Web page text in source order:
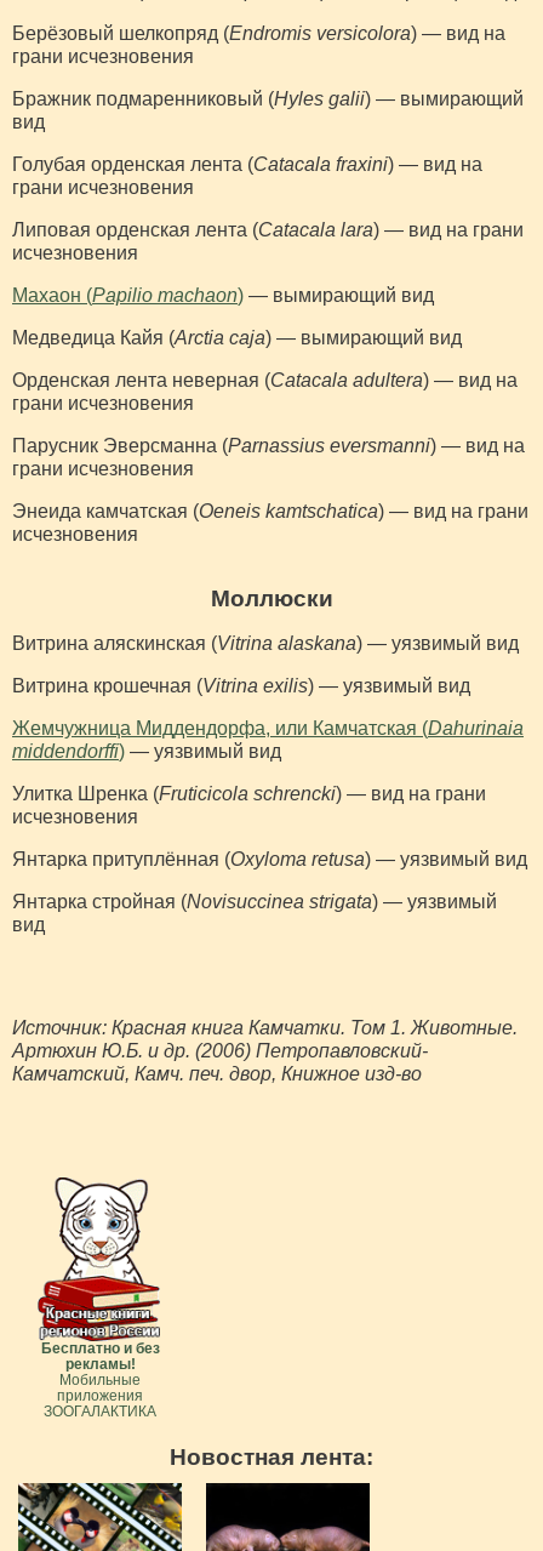
Берёзовый шелкопряд (Endromis versicolora) — вид на
грани исчезновения
Бражник подмаренниковый (Hyles galii) — вымирающий
вид
Голубая орденская лента (Catacala fraxini) — вид на
грани исчезновения
Липовая орденская лента (Catacala lara) — вид на грани
исчезновения
Махаон (Papilio machaon) — вымирающий вид
Медведица Кайя (Arctia caja) — вымирающий вид
Орденская лента неверная (Catacala adultera) — вид на
грани исчезновения
Парусник Эверсманна (Parnassius eversmanni) — вид на
грани исчезновения
Энеида камчатская (Oeneis kamtschatica) — вид на грани
исчезновения
Моллюски
Витрина аляскинская (Vitrina alaskana) — уязвимый вид
Витрина крошечная (Vitrina exilis) — уязвимый вид
Жемчужница Миддендорфа, или Камчатская (Dahurinaia
middendorffi) — уязвимый вид
Улитка Шренка (Fruticicola schrencki) — вид на грани
исчезновения
Янтарка притуплённая (Oxyloma retusa) — уязвимый вид
Янтарка стройная (Novisuccinea strigata) — уязвимый
вид
Источник: Красная книга Камчатки. Том 1. Животные.
Артюхин Ю.Б. и др. (2006) Петропавловский-
Камчатский, Камч. печ. двор, Книжное изд-во
Бесплатно и без
рекламы!
Мобильные
приложения
ЗООГАЛАКТИКА
Новостная лента: